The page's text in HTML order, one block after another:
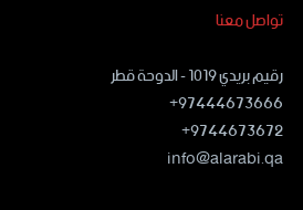
تواصل معنا
رقيم بريدي ١٠١٩ - الدوحة قطر
97444673666+
9744673672+
info@alarabi.qa